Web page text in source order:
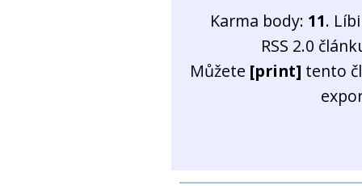
Karma body: 11.
RSS 2.0
Můžete [print] tento